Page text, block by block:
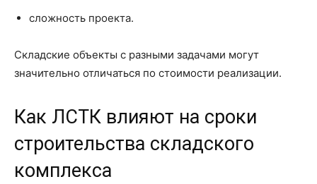
сложность проекта.
Складские объекты с разными задачами могут
значительно отличаться по стоимости реализации.
Как ЛСТК влияют на сроки
строительства складского
комплекса